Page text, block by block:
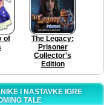
of
The Legacy:
Prisoner
Collector's
Edition
I NASTAVKE IGRE
TALE